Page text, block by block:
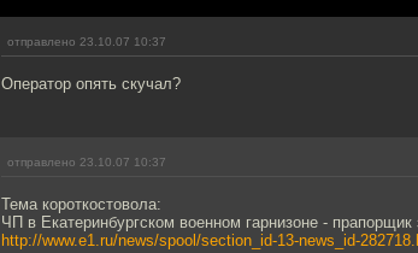
отправлено 23.10.07 10:37
Оператор опять скучал?
отправлено 23.10.07 10:37
Тема короткостовола:
ЧП в Екатеринбургском военном гарнизоне - прапорщик
http://www.e1.ru/news/spool/section_id-13-news_id-